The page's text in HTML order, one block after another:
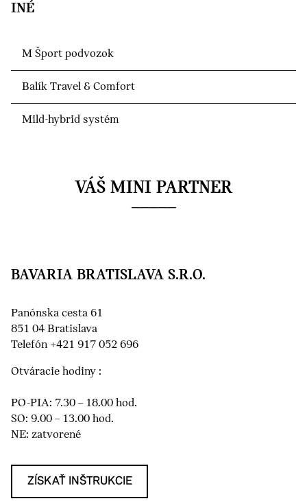
INÉ
M Šport podvozok
Balík Travel & Comfort
Mild-hybrid systém
VÁŠ MINI PARTNER
BAVARIA BRATISLAVA S.R.O.
Panónska cesta 61
851 04 Bratislava
Telefón +421 917 052 696
Otváracie hodiny :
PO-PIA: 7.30 – 18.00 hod.
SO: 9.00 – 13.00 hod.
NE: zatvorené
ZÍSKAŤ INŠTRUKCIE